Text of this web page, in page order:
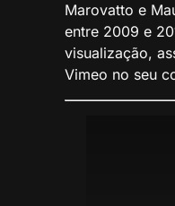
Marovatto e
entre 2009 e
visualização,
Vimeo no seu